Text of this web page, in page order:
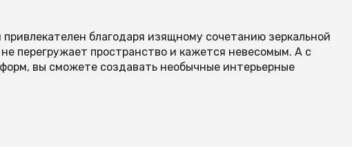
благодаря изящному сочетанию зеркальной
перегружает пространство и кажется невесомым. А с
вы сможете создавать необычные интерьерные